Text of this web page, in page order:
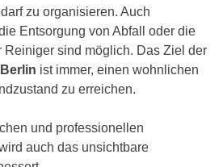
zu organisieren. Auch
Entsorgung von Abfall oder die
sind möglich. Das Ziel der
ist immer, einen wohnlichen
zu erreichen.
und professionellen
auch das unsichtbare